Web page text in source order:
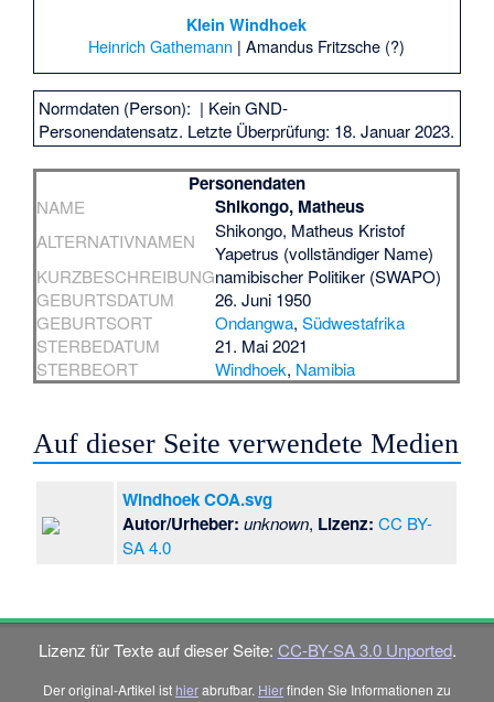
Klein Windhoek
Heinrich Gathemann |Amandus Fritzsche (?)
Normdaten (Person): | Kein GND-
Personendatensatz. Letzte Überprüfung: 18. Januar 2023.
Personendaten
NAME Shikongo, Matheus
ALTERNATIVNAMEN
Shikongo, Matheus Kristof
Yapetrus (vollständiger Name)
KURZBESCHREIBUNGnamibischer Politiker (SWAPO)
GEBURTSDATUM
26. Juni 1950
GEBURTSORT
Ondangwa,Südwestafrika
STERBEDATUM
21. Mai 2021
STERBEORT
Windhoek, Namibia
Auf dieser Seite verwendete Medien
Windhoek COA.svg
Autor/Urheber: unknown, Lizenz: CC BY-
SA 4.0
Lizenz für Texte auf dieser Seite: CC-BY-SA 3.0 Unported.
Der original-Artikel ist hierabrufbar. Hierfinden Sie Informationen zu